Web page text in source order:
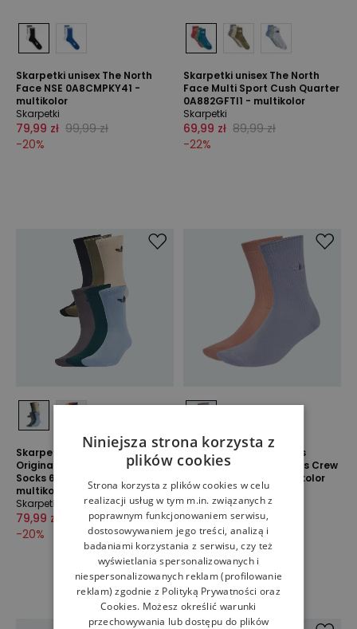
Skarpetki unisex The North
Face NSE 0A8CMPKY41 -
multikolor
Skarpetki
79,99 zł 99,99 zł
-20%
Skarpetki unisex The North
Face Multi Sport Cush Quarter
0A882GFTI1 - multikolor
Skarpetki
69,99 zł 89,99 zł
-22%
Skarpetki unisex adidas
Originals Trefoil Cushion Crew
Socks 6 Pairs JY2680 -
multikolor
Skarpetki
79,99 zł
99,99 zł
-20%
Skarpetki unisex adidas
Originals Everyday Icons Crew
2 Packs JW8001 - multikolor
Skarpetki
59,99 zł 79,99 zł
-25%
Niniejsza strona korzysta z
plików cookies
Strona korzysta z plików cookies w celu
realizacji usług w tym m.in. związanych z
poprawnym funkcjonowaniem serwisu,
dostosowywaniem jego treści, analizą i
badaniami korzystania z serwisu, czy też
wyświetlania spersonalizowanych i
niespersonalizowanych reklam (profilowanie
reklam) zgodnie z Polityką Prywatności oraz
Cookies. Możesz określić warunki
przechowywania lub dostępu do plików